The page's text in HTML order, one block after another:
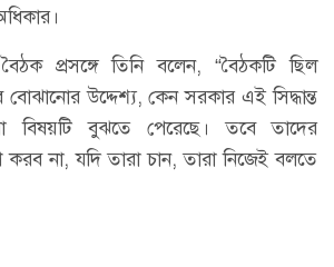
বৈঠক প্রসঙ্গে তিনি বলেন, “বৈঠকটি ছিল
বোঝানোর উদ্দেশ্য, কেন সরকার এই সিদ্ধান্ত
বিষয়টি বুঝতে পেরেছে। তবে তাদের
করব না, যদি তারা চান, তারা নিজেই বলতে